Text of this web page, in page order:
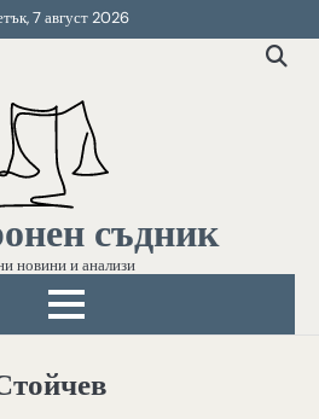
7 август 2026
съдник
новини и анализи